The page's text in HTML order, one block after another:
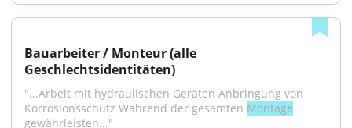
Bauarbeiter / Monteur (alle
Geschlechtsidentitäten)
"...Arbeit mit hydraulischen Geräten Anbringung von
Korrosionsschutz Während der gesamten Montage
gewährleisten..."